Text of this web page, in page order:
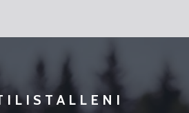
I L I S T A L L E N I